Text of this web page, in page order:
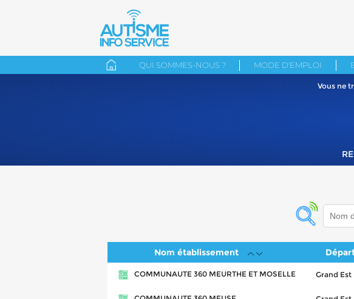
QUI SOMMES-NOUS ? MODE D'EMPLOI
Vous ne
Nom établissement
COMMUNAUTE 360 MEURTHE ET MOSELLE Grand Est